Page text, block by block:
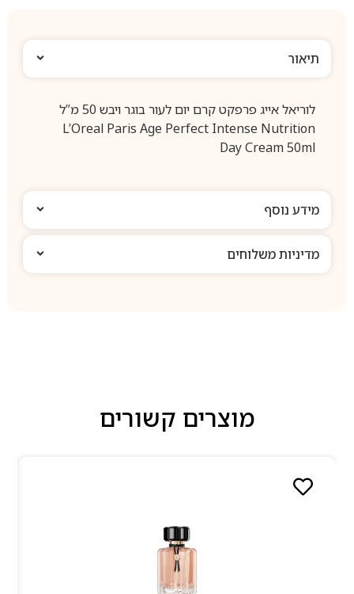
תיאור
לוריאל אייג פרפקט קרם יום לעור בוגר ויבש 50 מ”ל
L’Oreal Paris Age Perfect Intense Nutrition
Day Cream 50ml
מידע נוסף
מדיניות משלוחים
מוצרים קשורים